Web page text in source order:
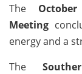
The
Meeting
energy and a
The